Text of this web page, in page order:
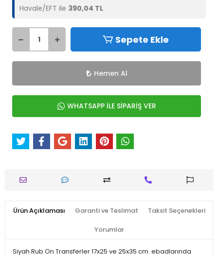
Havale/EFT ile 390,04 TL
Sepete Ekle
Hemen Al
WHATSAPP İLE SİPARİŞ VER
Ürün Açıklaması Garanti ve Teslimat Taksit Seçenekleri
Yorumlar
Siyah Rub On Transferler 17x25 ve 25x35 cm. ebadlarında